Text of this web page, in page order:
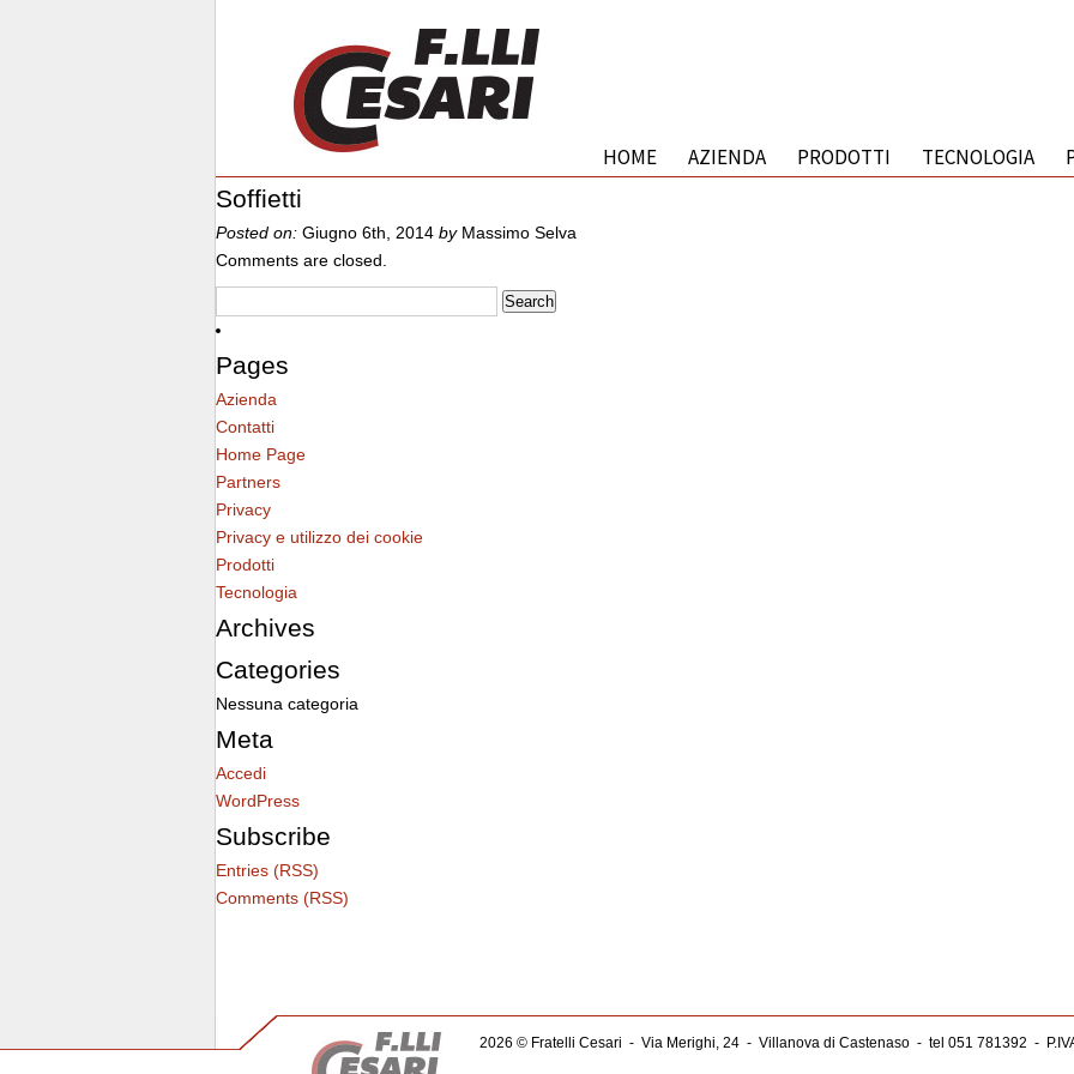
HOME AZIENDA PRODOTTI TECNOLOGIA
Soffietti
Posted on:Giugno 6th, 2014 byMassimo Selva
Comments are closed.
Pages
Azienda
Contatti
Home Page
Partners
Privacy
Privacy e utilizzo dei cookie
Prodotti
Tecnologia
Archives
Categories
Nessuna categoria
Meta
Accedi
WordPress
Subscribe
Entries (RSS)
Comments (RSS)
2026 © Fratelli Cesari - Via Merighi, 24 - Villanova di Castenaso - tel 051 781392 -